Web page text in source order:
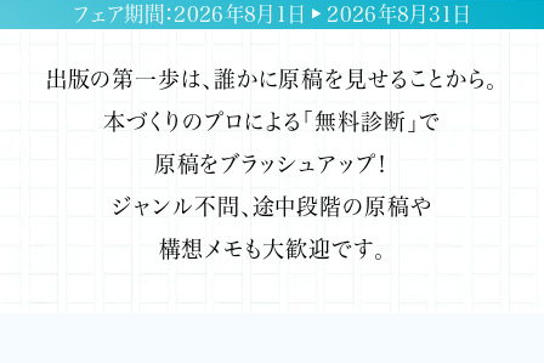
フェア期間：2026年8月1日 2026年8月31日
出版の第一歩は、誰かに原稿を見せることから。
本づくりのプロによる「無料診断」で
原稿をブラッシュアップ！
ジャンル不問、途中段階の原稿や
構想メモも大歓迎です。